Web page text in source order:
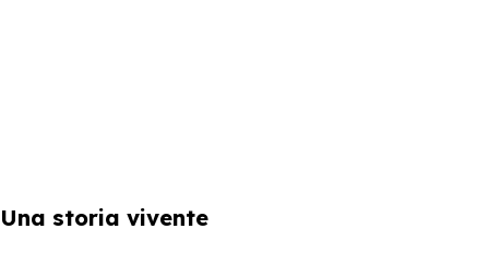
Una storia vivente